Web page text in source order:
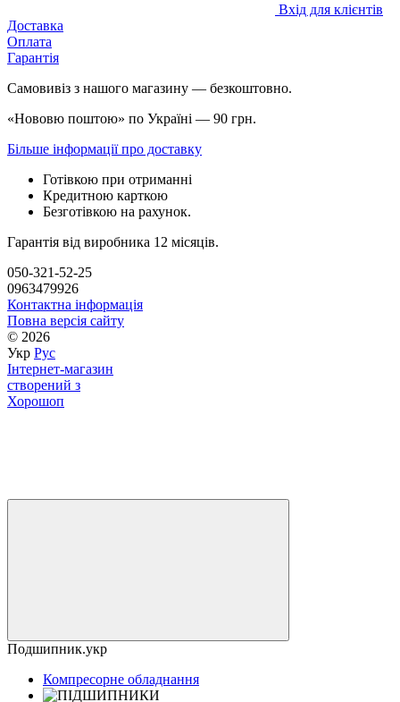
Вхід для клієнтів
Доставка
Оплата
Гарантія
Самовивіз з нашого магазину — безкоштовно.
«Нововю поштою» по Україні — 90 грн.
Більше інформації про доставку
Готівкою при отриманні
Кредитною карткою
Безготівкою на рахунок.
Гарантія від виробника 12 місяців.
050-321-52-25
0963479926
Контактна інформація
Повна версія сайту
© 2026
Укр Рус
Інтернет-магазин
створений з
Хорошоп
Подшипник.укр
Компресорне обладнання